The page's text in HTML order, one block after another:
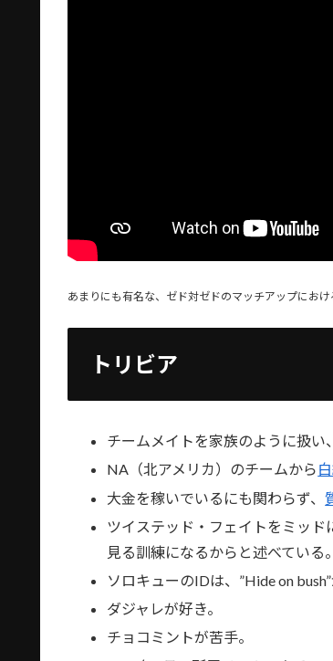
あまりにも有名な、ゼド対ゼドのマッチアップにお
トリビア
チームメイトを家族のように扱い
NA（北アメリカ）のチームから
大金を稼いでいるにも関わらず、
ツイステッド・フェイトをミッ
見る訓練になるからと述べている。
ソロキューのIDは、”Hide on
ダジャレが好き。
チョコミントが苦手。